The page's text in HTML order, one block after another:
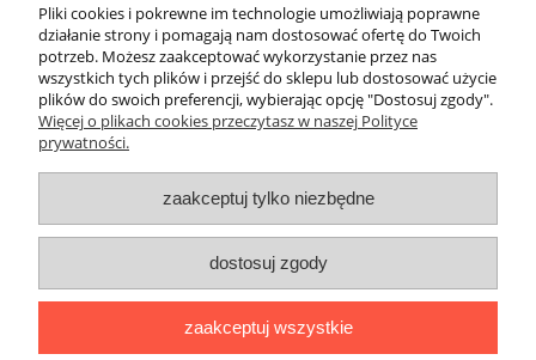
Biuro-Tech-Service Import Export|ul. Kolejarska 23a|03-646
Warszawa|tel:22 678 43 03|Mail:bts@op.pl|NIP: 5270253481
Warunki zakupów
Informacje o sklepie
Pliki cookies i pokrewne im technologie umożliwiają poprawne
działanie strony i pomagają nam dostosować ofertę do Twoich
potrzeb. Możesz zaakceptować wykorzystanie przez nas
wszystkich tych plików i przejść do sklepu lub dostosować użycie
plików do swoich preferencji, wybierając opcję "Dostosuj zgody".
Więcej o plikach cookies przeczytasz w naszej Polityce
prywatności.
zaakceptuj tylko niezbędne
dostosuj zgody
zaakceptuj wszystkie